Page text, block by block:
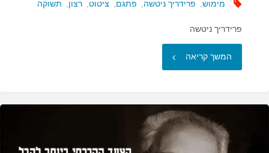
מימוש פרידריך ניטשה פתגם ציטוט רצון תשוקה
פרידריך ניטשה
המשך קריאה "התשוקה
את
מה…"